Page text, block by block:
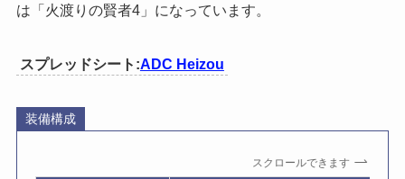
は「火渡りの賢者4」になっています。
スプレッドシート:ADC Heizou
装備構成
スクロールできます